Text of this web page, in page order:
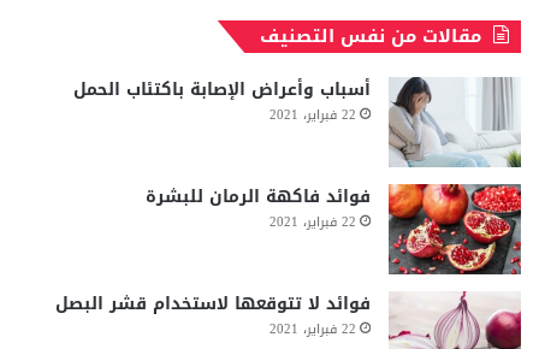
مقالات من نفس التصنيف
أسباب وأعراض الإصابة باكتئاب الحمل
22 فبراير، 2021
فوائد فاكهة الرمان للبشرة
22 فبراير، 2021
فوائد لا تتوقعها لاستخدام قشر البصل
22 فبراير، 2021